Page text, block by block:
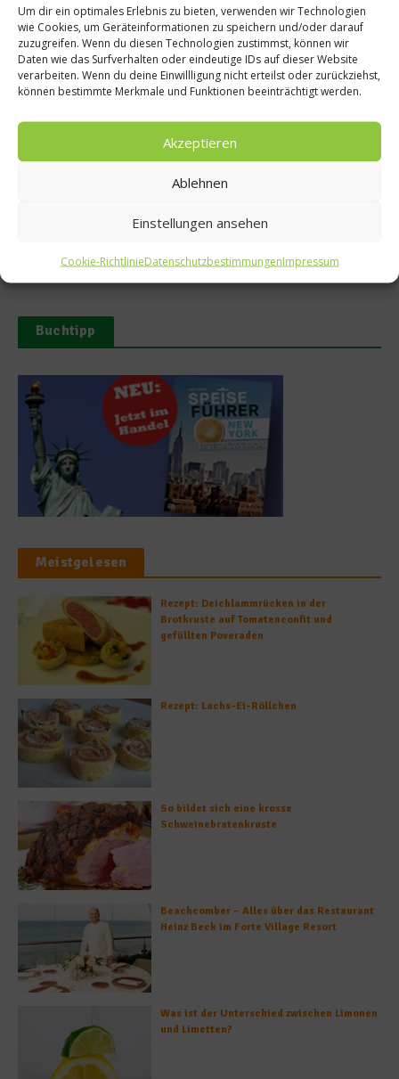
Um dir ein optimales Erlebnis zu bieten, verwenden wir Technologien
wie Cookies, um Geräteinformationen zu speichern und/oder darauf
zuzugreifen. Wenn du diesen Technologien zustimmst, können wir
Daten wie das Surfverhalten oder eindeutige IDs auf dieser Website
verarbeiten. Wenn du deine Einwillligung nicht erteilst oder zurückziehst,
können bestimmte Merkmale und Funktionen beeinträchtigt werden.
Akzeptieren
Ablehnen
Einstellungen ansehen
Cookie-RichtlinieDatenschutzbestimmungenImpressum
Ähnliche Beiträge
Die richtige Ernährung für eine
Mayrlife Medical Health
Resort Altaussee eröffnet
9. April 2025
Buchtipp
Meistgelesen
Rezept: Deichlammrücken in der
Brotkruste auf Tomatenconfit und
gefüllten Poveraden
Rezept: Lachs-Ei-Röllchen
So bildet sich eine krosse
Schweinebratenkruste
Beachcomber – Alles über das Restaurant
Heinz Beck im Forte Village Resort
Was ist der Unterschied zwischen Limonen
und Limetten?